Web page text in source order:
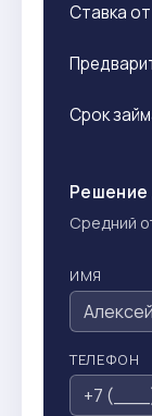
Ставка от
Срок
Решение
Средний
ИМЯ
ТЕЛЕФОН